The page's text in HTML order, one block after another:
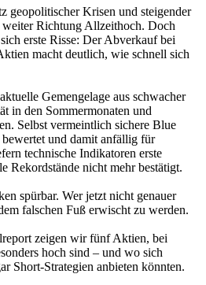
geopolitischer Krisen und steigender
Richtung Allzeithoch. Doch
erste Risse: Der Abverkauf bei
macht deutlich, wie schnell sich
Gemengelage aus schwacher
in den Sommermonaten und
Selbst vermeintlich sichere Blue
und damit anfällig für
technische Indikatoren erste
Rekordstände nicht mehr bestätigt.
spürbar. Wer jetzt nicht genauer
falschen Fuß erwischt zu werden.
zeigen wir fünf Aktien, bei
hoch sind – und wo sich
Short-Strategien anbieten könnten.